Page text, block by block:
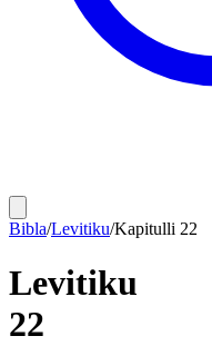
Bibla/Levitiku/Kapitulli 22
Levitiku
22